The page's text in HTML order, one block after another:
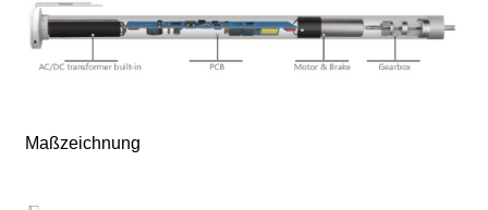
Maßzeichnung